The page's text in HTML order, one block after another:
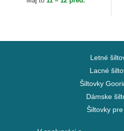
Letné
Lacné
Šiltovky
Dámske
Šiltovky